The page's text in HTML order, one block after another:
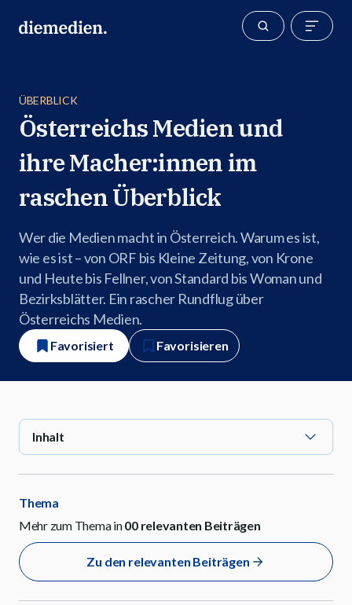
ÜBERBLICK
Österreichs Medien und
ihre Macher:innen im
raschen Überblick
Wer die Medien macht in Österreich. Warum es ist,
wie es ist – von ORF bis Kleine Zeitung, von Krone
und Heute bis Fellner, von Standard bis Woman und
Bezirksblätter. Ein rascher Rundflug über
Österreichs Medien.
Favorisiert Favorisieren
Inhalt
Thema
Mehr zum Thema in00 relevanten Beiträgen
Zu den relevanten Beiträgen